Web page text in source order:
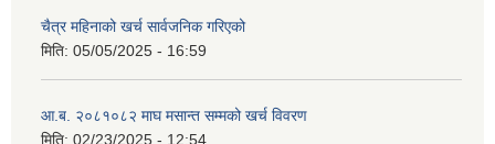
चैत्र महिनाको खर्च सार्वजनिक गरिएको
मिति: 05/05/2025 - 16:59
आ.ब. २०८१०८२ माघ मसान्त सम्मको खर्च विवरण
मिति: 02/23/2025 - 12:54